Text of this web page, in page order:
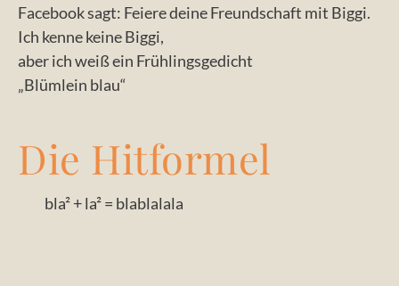
Facebook sagt: Feiere deine Freundschaft mit Biggi.
Ich kenne keine Biggi,
aber ich weiß ein Frühlingsgedicht
„Blümlein blau“
Die Hitformel
bla² + la² = blablalala